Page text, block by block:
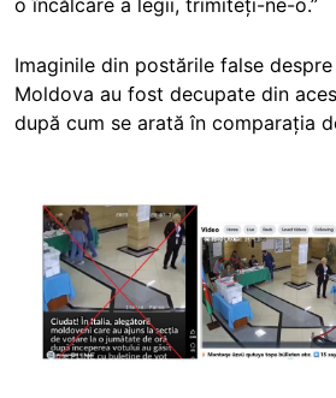
Imaginile din postările false
Moldova au fost decupate din
după cum se arată în comparația
Image